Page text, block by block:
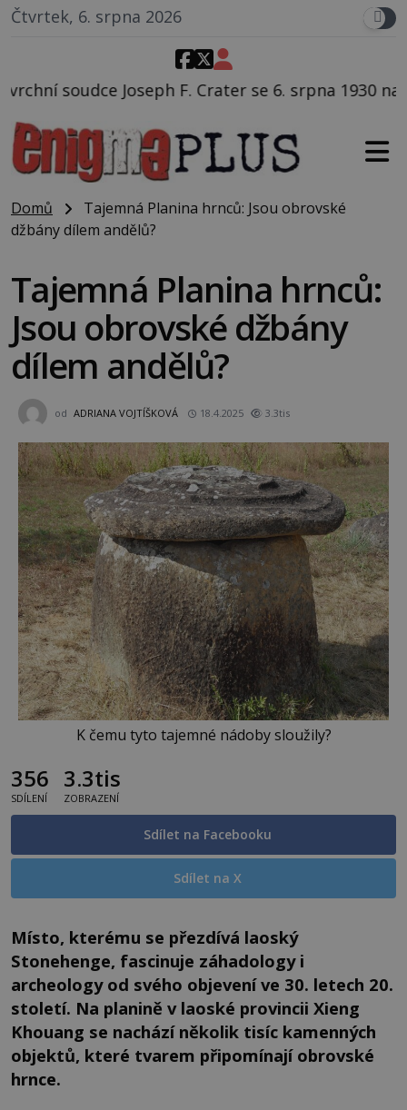
Čtvrtek, 6. srpna 2026
Crater se 6. srpna 1930 navečeří ve své
Domů
Tajemná Planina hrnců: Jsou obrovské
džbány dílem andělů?
Tajemná Planina hrnců:
Jsou obrovské džbány
dílem andělů?
od ADRIANA VOJTÍŠKOVÁ 18.4.2025 3.3tis
K čemu tyto tajemné nádoby sloužily?
356
SDÍLENÍ
3.3tis
ZOBRAZENÍ
Sdílet na Facebooku
Sdílet na X
Místo, kterému se přezdívá laoský
Stonehenge, fascinuje záhadology i
archeology od svého objevení ve 30. letech 20.
století. Na planině v laoské provincii Xieng
Khouang se nachází několik tisíc kamenných
objektů, které tvarem připomínají obrovské
hrnce.